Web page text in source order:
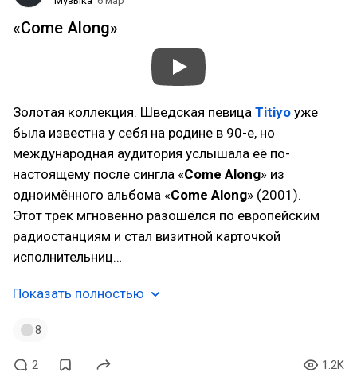
«Come Along»
Золотая коллекция. Шведская певица Titiyo уже
была известна у себя на родине в 90-е, но
международная аудитория услышала её по-
настоящему после сингла «Come Along» из
одноимённого альбома «Come Along» (2001).
Этот трек мгновенно разошёлся по европейским
радиостанциям и стал визитной карточкой
исполнительниц…
Показать полностью
8
2 1.2K